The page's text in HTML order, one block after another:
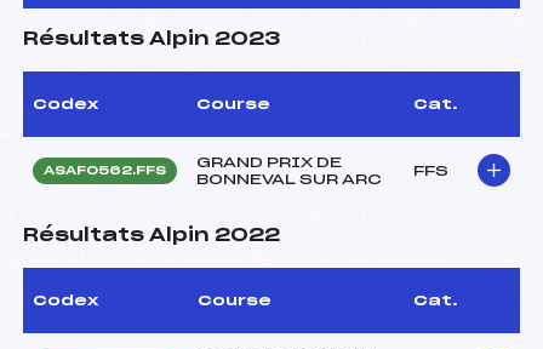
Résultats Alpin 2023
Codex Course Cat.
ASAF0562.FFS
GRAND PRIX DE
BONNEVAL SUR ARC
FFS
Résultats Alpin 2022
Codex Course Cat.